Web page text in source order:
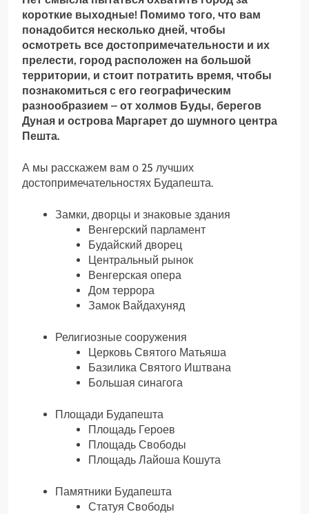
короткие выходные! Помимо того, что вам
понадобится несколько дней, чтобы
осмотреть все достопримечательности и их
прелести, город расположен на большой
территории, и стоит потратить время, чтобы
познакомиться с его географическим
разнообразием – от холмов Буды, берегов
Дуная и острова Маргарет до шумного центра
Пешта.
А мы расскажем вам о 25 лучших
достопримечательностях Будапешта.
Замки, дворцы и знаковые здания
Венгерский парламент
Будайский дворец
Центральный рынок
Венгерская опера
Дом террора
Замок Вайдахуняд
Религиозные сооружения
Церковь Святого Матьяша
Базилика Святого Иштвана
Большая синагога
Площади Будапешта
Площадь Героев
Площадь Свободы
Площадь Лайоша Кошута
Памятники Будапешта
Статуя Свободы